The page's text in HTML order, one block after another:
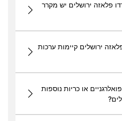
פלאזה ירושלים יש מקרר
ירושלים קיימות ערכות
או כריות נוספות